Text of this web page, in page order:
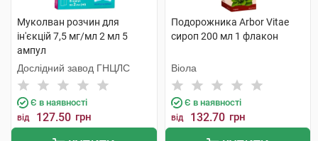
Муколван розчин для
ін'єкцій 7,5 мг/мл 2 мл 5
ампул
Дослідний завод ГНЦЛС
Є в наявності
від 127.50 грн
Подорожника Arbor Vitae
сироп 200 мл 1 флакон
Віола
Є в наявності
від 132.70 грн